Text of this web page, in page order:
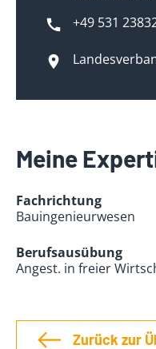
+49 531
Meine
Fachrichtung
Bauingenieurwesen
Berufsausübung
Angest. in freier
Zurück zur